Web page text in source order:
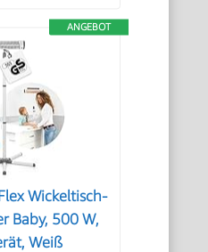
ANGEBOT
Wickeltisch-
Baby, 500 W,
Weiß